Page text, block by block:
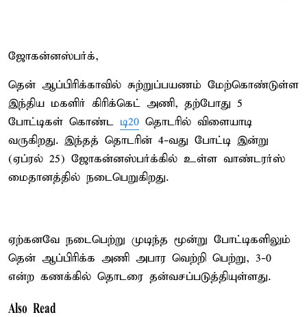
ஜோகன்னஸ்பர்க்,
தென் ஆப்பிரிக்காவில் சுற்றுப்பயணம் மேற்கொண்டுள்ள
இந்திய மகளிர் கிரிக்கெட் அணி, தற்போது 5
போட்டிகள் கொண்ட டி20 தொடரில் விளையாடி
வருகிறது. இந்தத் தொடரின் 4-வது போட்டி இன்று
(ஏப்ரல் 25) ஜோகன்னஸ்பர்க்கில் உள்ள வாண்டரர்ஸ்
மைதானத்தில் நடைபெறுகிறது.
ஏற்கனவே நடைபெற்று முடிந்த மூன்று போட்டிகளிலும்
தென் ஆப்பிரிக்க அணி அபார வெற்றி பெற்று, 3-0
என்ற கணக்கில் தொடரை தன்வசப்படுத்தியுள்ளது.
Also Read